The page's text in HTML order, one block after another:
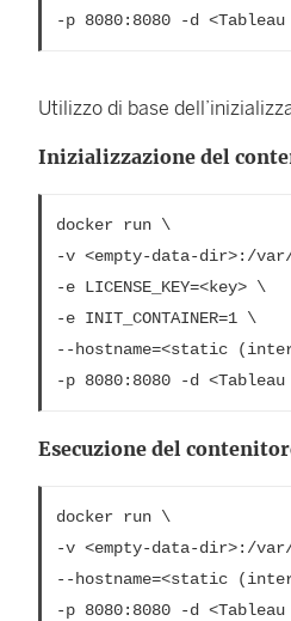
-p 8080:8080 -d
Utilizzo di base
Inizializzazione del
docker run \
-v <empty-data-dir>:/
-e LICENSE_KEY=<key> \
-e INIT_CONTAINER=1 \
--hostname=<static
-p 8080:8080 -d
Esecuzione del
docker run \
-v <empty-data-dir>:/
--hostname=<static
-p 8080:8080 -d